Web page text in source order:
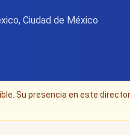
Ciudad de México
Su presencia en este